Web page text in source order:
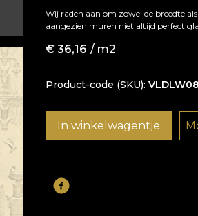
Wij raden aan om zowel de breedte
aangezien muren niet altijd perfect
€36,16 / m2
Product-code (SKU)
In winkelwagentje